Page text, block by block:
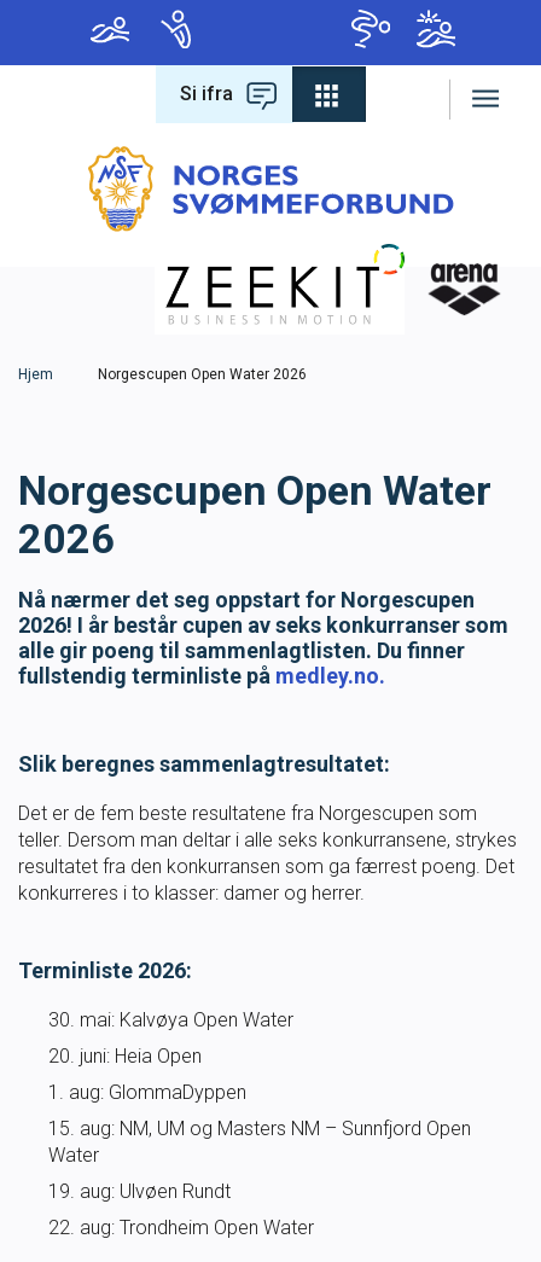
Forbundet
Om forbundet
Lover og regler
Konferanse 2026
Klubbdrift
For trenere
Tips og råd for utøvere og trenere
Blogg
Barneidrett
Ungdomsidrett
Para svømmeidrett for alle
Hva leter du etter?
Si ifra
Hjem Norgescupen Open Water 2026
Norgescupen Open Water
2026
Nå nærmer det seg oppstart for Norgescupen
2026! I år består cupen av seks konkurranser som
alle gir poeng til sammenlagtlisten. Du finner
fullstendig terminliste på medley.no.
Slik beregnes sammenlagtresultatet:
Det er de fem beste resultatene fra Norgescupen som
teller. Dersom man deltar i alle seks konkurransene, strykes
resultatet fra den konkurransen som ga færrest poeng. Det
konkurreres i to klasser: damer og herrer.
Terminliste 2026:
30. mai: Kalvøya Open Water
20. juni: Heia Open
1. aug: GlommaDyppen
15. aug: NM, UM og Masters NM – Sunnfjord Open
Water
19. aug: Ulvøen Rundt
22. aug: Trondheim Open Water